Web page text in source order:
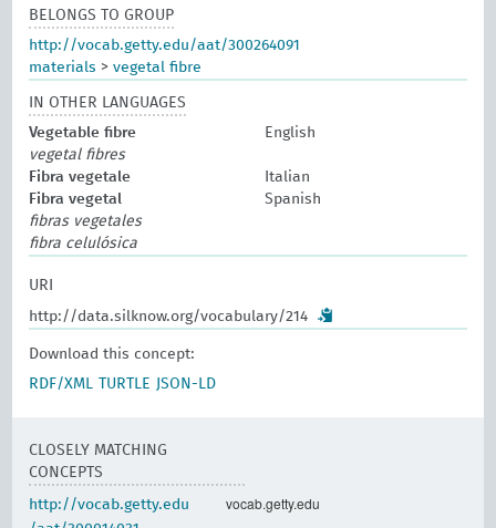
BELONGS TO GROUP
http://vocab.getty.edu/aat/300264091
materials >vegetal fibre
IN OTHER LANGUAGES
Vegetable fibre
English
vegetal fibres
Fibra vegetale
Italian
Fibra vegetal
Spanish
fibras vegetales
fibra celulósica
URI
http://data.silknow.org/vocabulary/214
Download this concept:
RDF/XML
TURTLE JSON-LD
CLOSELY MATCHING
CONCEPTS
http://vocab.getty.edu
vocab.getty.edu